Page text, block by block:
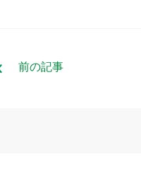
前の記事